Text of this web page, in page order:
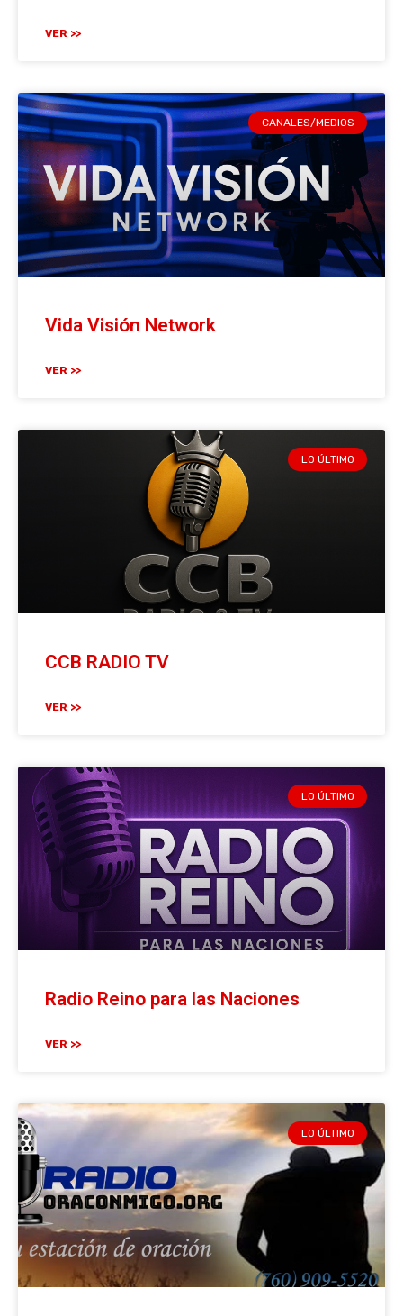
VER >>
CANALES/MEDIOS
Vida Visión Network
VER >>
LO ÚLTIMO
CCB RADIO TV
VER >>
LO ÚLTIMO
Radio Reino para las Naciones
VER >>
LO ÚLTIMO